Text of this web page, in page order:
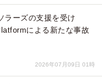
ラーズの支援を受け
による新たな事故
2026年07月09日 01時